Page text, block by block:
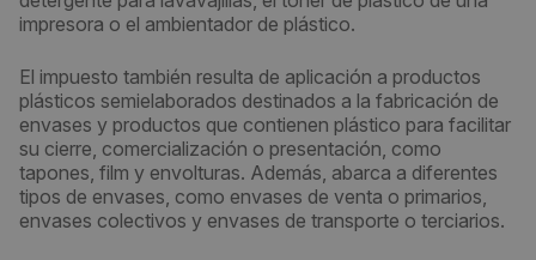
impresora o el ambientador de plástico.
El impuesto también resulta de aplicación a productos
plásticos semielaborados destinados a la fabricación de
envases y productos que contienen plástico para facilitar
su cierre, comercialización o presentación, como
tapones, film y envolturas. Además, abarca a diferentes
tipos de envases, como envases de venta o primarios,
envases colectivos y envases de transporte o terciarios.